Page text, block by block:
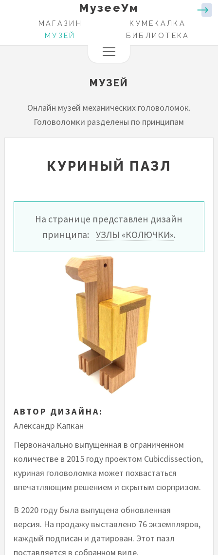
МузееУм
ОСНОВНАЯ
НАВИГАЦИЯ
МУЗЕЙ БИБЛИОТЕКА
МАГАЗИН КУМЕКАЛКА
КУРИНЫЙ ПАЗЛ
На странице представлен дизайн
принципа:
УЗЛЫ «КОЛЮЧКИ».
АВТОР ДИЗАЙНА:
Александр Капкан
Первоначально выпущенная в ограниченном
количестве в 2015 году проектом Cubicdissection,
куриная головоломка может похвастаться
впечатляющим решением и скрытым сюрпризом.
В 2020 году была выпущена обновленная
версия. На продажу выставлено 76 экземпляров,
каждый подписан и датирован. Этот пазл
поставляется в собранном виде.
МУЗЕЙ
Онлайн музей механических головоломок.
Головоломки разделены по принципам